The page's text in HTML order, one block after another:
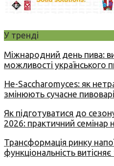
У тренді
Міжнародний день пива:
можливості українського
Не-Saccharomyces: як
змінюють сучасне
Як підготуватися до
2026: практичний семінар
Трансформація ринку
функціональність